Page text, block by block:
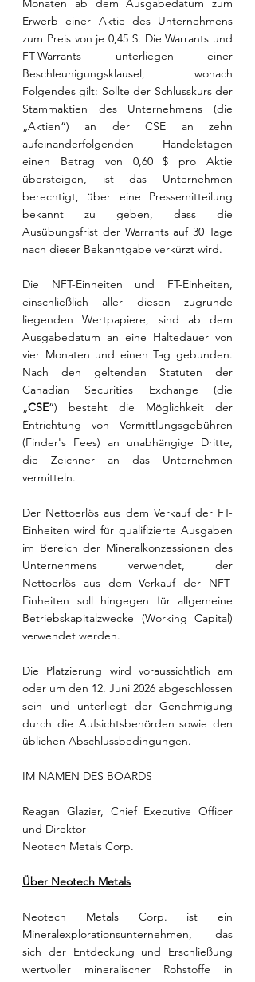
Monaten ab dem Ausgabedatum zum
Erwerb einer Aktie des Unternehmens
zum Preis von je 0,45 $. Die Warrants und
FT-Warrants unterliegen einer
Beschleunigungsklausel, wonach
Folgendes gilt: Sollte der Schlusskurs der
Stammaktien des Unternehmens (die
„Aktien“) an der CSE an zehn
aufeinanderfolgenden Handelstagen
einen Betrag von 0,60 $ pro Aktie
übersteigen, ist das Unternehmen
berechtigt, über eine Pressemitteilung
bekannt zu geben, dass die
Ausübungsfrist der Warrants auf 30 Tage
nach dieser Bekanntgabe verkürzt wird.
Die NFT-Einheiten und FT-Einheiten,
einschließlich aller diesen zugrunde
liegenden Wertpapiere, sind ab dem
Ausgabedatum an eine Haltedauer von
vier Monaten und einen Tag gebunden.
Nach den geltenden Statuten der
Canadian Securities Exchange (die
„CSE“) besteht die Möglichkeit der
Entrichtung von Vermittlungsgebühren
(Finder's Fees) an unabhängige Dritte,
die Zeichner an das Unternehmen
vermitteln.
Der Nettoerlös aus dem Verkauf der FT-
Einheiten wird für qualifizierte Ausgaben
im Bereich der Mineralkonzessionen des
Unternehmens verwendet, der
Nettoerlös aus dem Verkauf der NFT-
Einheiten soll hingegen für allgemeine
Betriebskapitalzwecke (Working Capital)
verwendet werden.
Die Platzierung wird voraussichtlich am
oder um den 12. Juni 2026 abgeschlossen
sein und unterliegt der Genehmigung
durch die Aufsichtsbehörden sowie den
üblichen Abschlussbedingungen.
IM NAMEN DES BOARDS
Reagan Glazier, Chief Executive Officer
und Direktor
Neotech Metals Corp.
Über Neotech Metals
Neotech Metals Corp. ist ein
Mineralexplorationsunternehmen, das
sich der Entdeckung und Erschließung
wertvoller mineralischer Rohstoffe in